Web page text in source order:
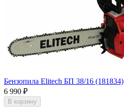
Бензопила Elitech БП 38/16 (181834)
6 990 ₽
В корзину